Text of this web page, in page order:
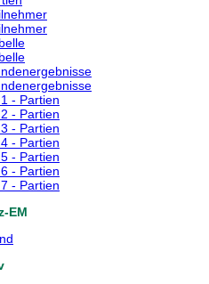
- Partien
- Partien
- Partien
- Partien
- Partien
- Partien
- Partien
EM